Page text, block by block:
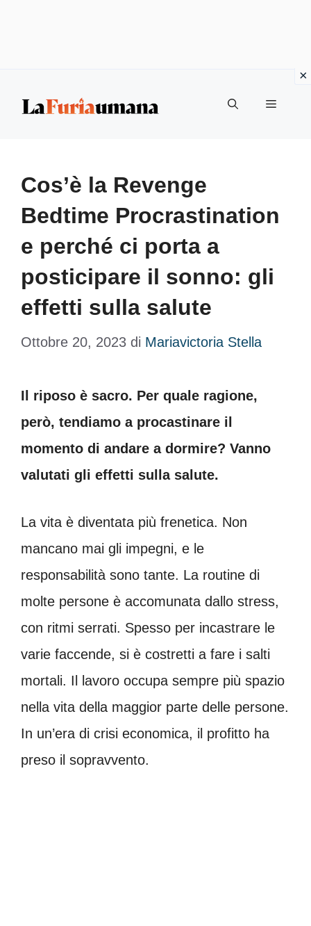
Menu
Cos’è la Revenge
Bedtime Procrastination
e perché ci porta a
posticipare il sonno: gli
effetti sulla salute
Ottobre 20, 2023 di Mariavictoria Stella
Il riposo è sacro. Per quale ragione,
però, tendiamo a procastinare il
momento di andare a dormire? Vanno
valutati gli effetti sulla salute.
La vita è diventata più frenetica. Non
mancano mai gli impegni, e le
responsabilità sono tante. La routine di
molte persone è accomunata dallo stress,
con ritmi serrati. Spesso per incastrare le
varie faccende, si è costretti a fare i salti
mortali. Il lavoro occupa sempre più spazio
nella vita della maggior parte delle persone.
In un’era di crisi economica, il profitto ha
preso il sopravvento.